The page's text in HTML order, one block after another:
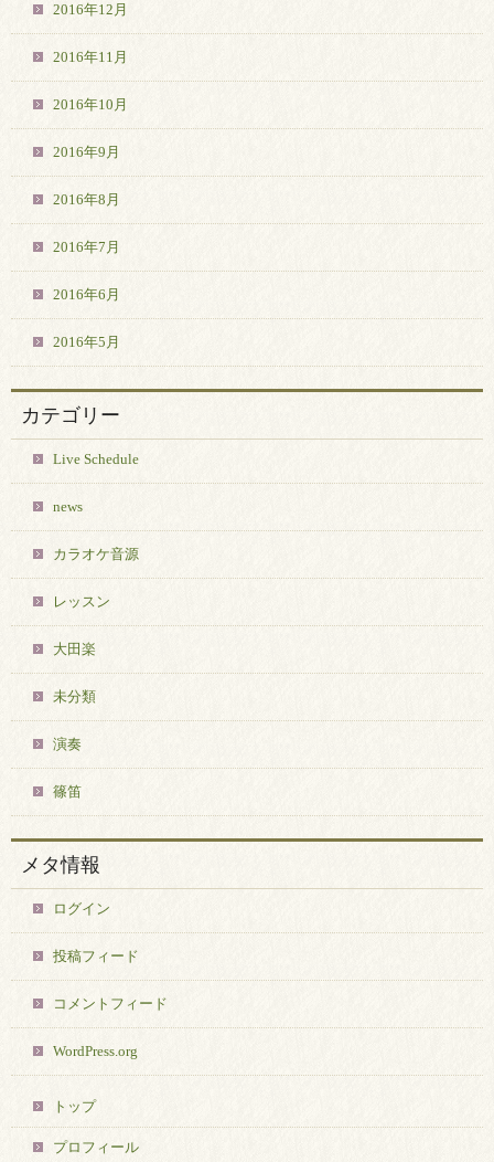
2016年12月
2016年11月
2016年10月
2016年9月
2016年8月
2016年7月
2016年6月
2016年5月
カテゴリー
Live Schedule
news
カラオケ音源
レッスン
大田楽
未分類
演奏
篠笛
メタ情報
ログイン
投稿フィード
コメントフィード
WordPress.org
トップ
プロフィール